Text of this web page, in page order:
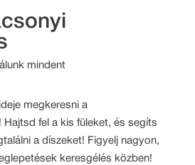
mindent
megkeresni a
Hajtsd fel a kis füleket, és segíts
a díszeket! Figyelj nagyon,
keresgélés közben!